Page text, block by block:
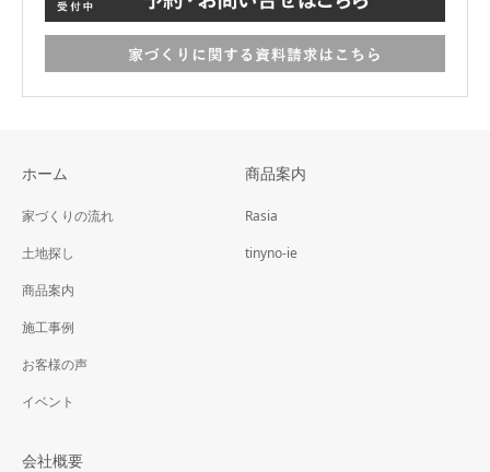
ホーム
家づくりの流れ
土地探し
商品案内
施工事例
お客様の声
イベント
商品案内
Rasia
tinyno-ie
会社概要